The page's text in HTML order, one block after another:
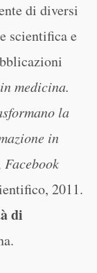
di diversi
scientifica e
medicina.
la
in
Facebook
2011.
di